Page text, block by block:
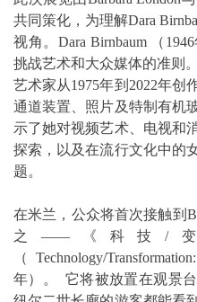
共同策化，为理解Dara
视角。Dara Birnbaum （
挑战艺术和大众媒体的准则
艺术家从1975年到2022年创
通道装置、照片及特制有机
示了她对视频艺术、电视和
探索，以及在流行文化中的
题。
在米兰，公众将首次接触到
之——《科技/变
（Technology/
年）。 它将被放置在观景